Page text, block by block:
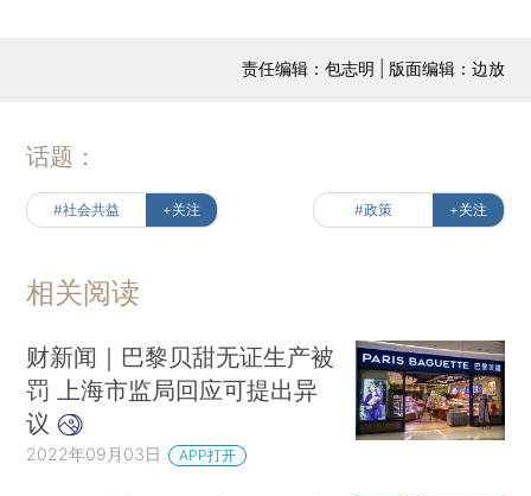
责任编辑：包志明 | 版面编辑：边放
话题：
#社会共益 +关注 #政策 +关注
相关阅读
财新闻｜巴黎贝甜无证生产被
罚 上海市监局回应可提出异
议
2022年09月03日 APP打开